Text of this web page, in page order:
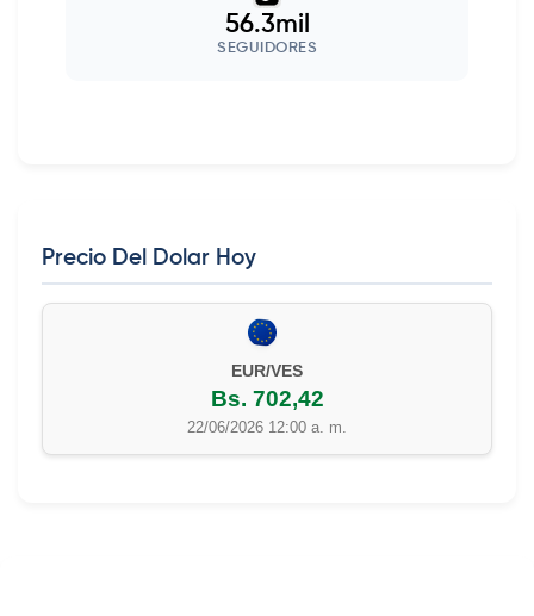
56.3mil
SEGUIDORES
Precio Del Dolar Hoy
EUR/VES
Bs. 702,42
22/06/2026 12:00 a. m.